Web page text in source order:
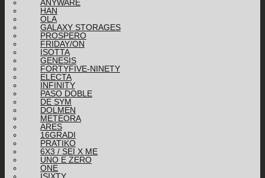
ANYWARE
HAN
OLA
GALAXY STORAGES
PROSPERO
FRIDAY/ON
ISOTTA
GENESIS
FORTYFIVE-NINETY
ELECTA
INFINITY
PASO DOBLE
DE SYM
DOLMEN
METEORA
ARES
16GRADI
PRATIKO
6X3 / SEI X ME
UNO E ZERO
ONE